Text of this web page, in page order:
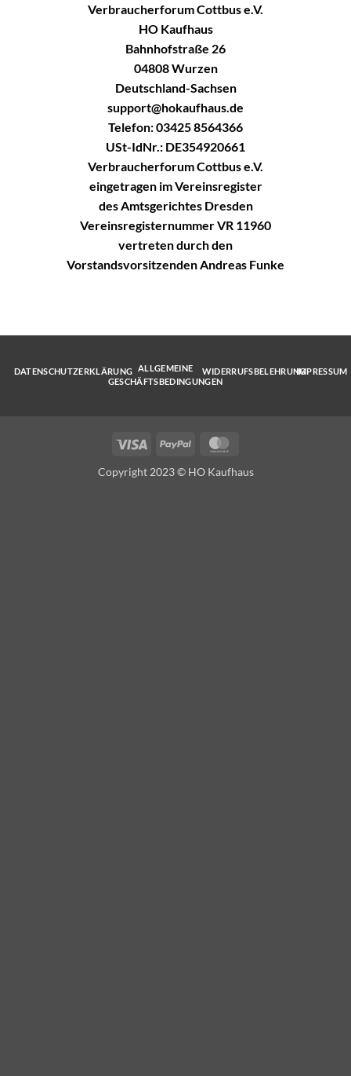
Verbraucherforum Cottbus e.V.
HO Kaufhaus
Bahnhofstraße 26
04808 Wurzen
Deutschland-Sachsen
support@hokaufhaus.de
Telefon: 03425 8564366
USt-IdNr.: DE354920661
Verbraucherforum Cottbus e.V.
eingetragen im Vereinsregister
des Amtsgerichtes Dresden
Vereinsregisternummer VR 11960
vertreten durch den
Vorstandsvorsitzenden Andreas Funke
DATENSCHUTZERKLÄRUNG
ALLGEMEINE
GESCHÄFTSBEDINGUNGEN
WIDERRUFSBELEHRUNGIMPRESSUM
Visa PayPal
Copyright 2023 © HO Kaufhaus